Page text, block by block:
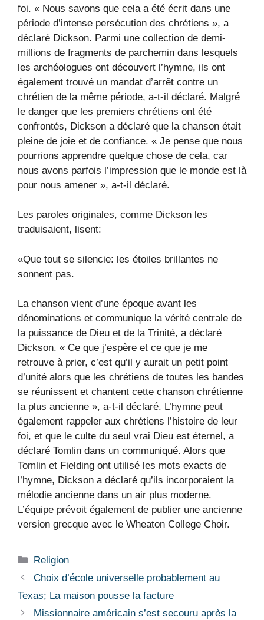
foi. « Nous savons que cela a été écrit dans une
période d’intense persécution des chrétiens », a
déclaré Dickson. Parmi une collection de demi-
millions de fragments de parchemin dans lesquels
les archéologues ont découvert l’hymne, ils ont
également trouvé un mandat d’arrêt contre un
chrétien de la même période, a-t-il déclaré. Malgré
le danger que les premiers chrétiens ont été
confrontés, Dickson a déclaré que la chanson était
pleine de joie et de confiance. « Je pense que nous
pourrions apprendre quelque chose de cela, car
nous avons parfois l’impression que le monde est là
pour nous amener », a-t-il déclaré.
Les paroles originales, comme Dickson les
traduisaient, lisent:
«Que tout se silencie: les étoiles brillantes ne
sonnent pas.
La chanson vient d’une époque avant les
dénominations et communique la vérité centrale de
la puissance de Dieu et de la Trinité, a déclaré
Dickson. « Ce que j’espère et ce que je me
retrouve à prier, c’est qu’il y aurait un petit point
d’unité alors que les chrétiens de toutes les bandes
se réunissent et chantent cette chanson chrétienne
la plus ancienne », a-t-il déclaré. L’hymne peut
également rappeler aux chrétiens l’histoire de leur
foi, et que le culte du seul vrai Dieu est éternel, a
déclaré Tomlin dans un communiqué. Alors que
Tomlin et Fielding ont utilisé les mots exacts de
l’hymne, Dickson a déclaré qu’ils incorporaient la
mélodie ancienne dans un air plus moderne.
L’équipe prévoit également de publier une ancienne
version grecque avec le Wheaton College Choir.
Catégories
Religion
Choix d’école universelle probablement au
Texas; La maison pousse la facture
Missionnaire américain s’est secouru après la